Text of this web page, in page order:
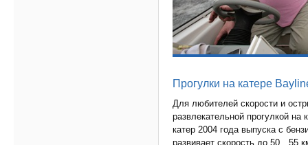
Прогулки на катере
Для любителей скорости и
развлекательной прогулкой
катер 2004 года выпуска с
развивает скорость до 50…55